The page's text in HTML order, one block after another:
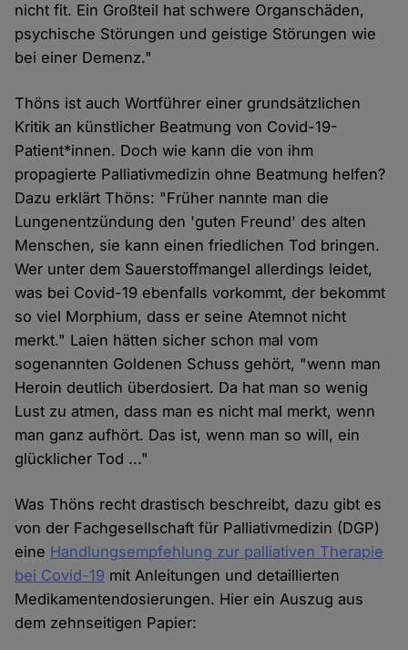
nicht fit. Ein Großteil hat schwere Organschäden,
psychische Störungen und geistige Störungen wie
bei einer Demenz."
Thöns ist auch Wortführer einer grundsätzlichen
Kritik an künstlicher Beatmung von Covid-19-
Patient*innen. Doch wie kann die von ihm
propagierte Palliativmedizin ohne Beatmung helfen?
Dazu erklärt Thöns: "Früher nannte man die
Lungenentzündung den 'guten Freund' des alten
Menschen, sie kann einen friedlichen Tod bringen.
Wer unter dem Sauerstoffmangel allerdings leidet,
was bei Covid-19 ebenfalls vorkommt, der bekommt
so viel Morphium, dass er seine Atemnot nicht
merkt." Laien hätten sicher schon mal vom
sogenannten Goldenen Schuss gehört, "wenn man
Heroin deutlich überdosiert. Da hat man so wenig
Lust zu atmen, dass man es nicht mal merkt, wenn
man ganz aufhört. Das ist, wenn man so will, ein
glücklicher Tod ..."
Was Thöns recht drastisch beschreibt, dazu gibt es
von der Fachgesellschaft für Palliativmedizin (DGP)
eine Handlungsempfehlung zur palliativen Therapie
bei Covid-19 mit Anleitungen und detaillierten
Medikamentendosierungen. Hier ein Auszug aus
dem zehnseitigen Papier: